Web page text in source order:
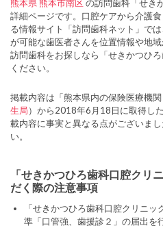
熊本県 熊本市南区の訪問歯科「せき
詳細ページです。口腔ケアから介護
る情報サイト「訪問歯科ネット」で
が可能な歯医者さんを位置情報や地
訪問歯科をお探しなら「せきかつひ
ください。
掲載内容は「熊本県内の保険医療機
生局）から2018年6月18日に取得し
載内容に事実と異なる点がございまし
い。
「せきかつひろ歯科口腔クリ
だく際の注意事項
「せきかつひろ歯科口腔クリニ
準「口管強、歯援診２」の届出を